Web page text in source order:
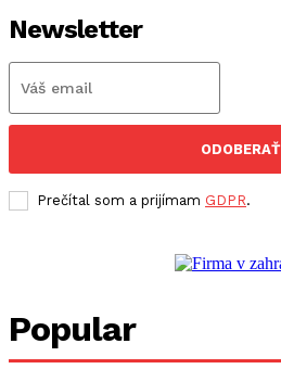
Newsletter
ODOBERAŤ
Prečítal som a prijímam GDPR.
Popular